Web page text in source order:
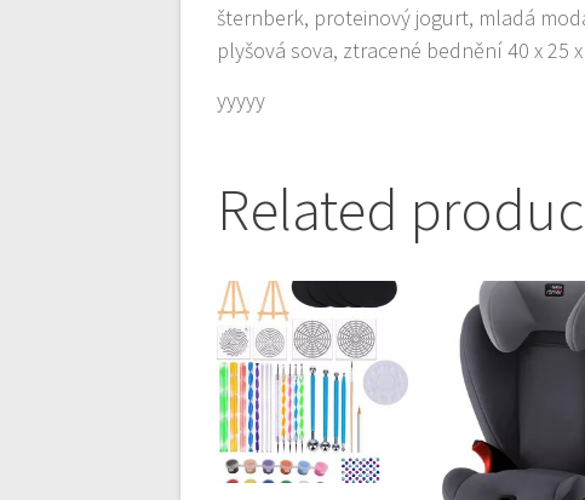
šternberk, proteinový jogurt, mladá
plyšová sova, ztracené bednění 40 x 25
yyyyy
Related